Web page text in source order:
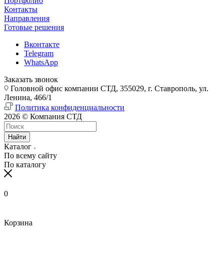
Контакты
Направления
Готовые решения
Вконтакте
Telegram
WhatsApp
Заказать звонок
Головной офис компании СТД, 355029, г. Ставрополь, ул.
Ленина, 466/1
Политика конфиденциальности
2026 © Компания СТД
Найти
Каталог
По всему сайту
По каталогу
0
Корзина